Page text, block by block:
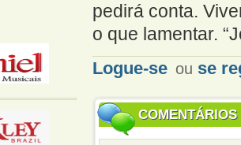
pedirá conta.
o que lamentar.
Logue-se ou se
COMENTÁRIOS